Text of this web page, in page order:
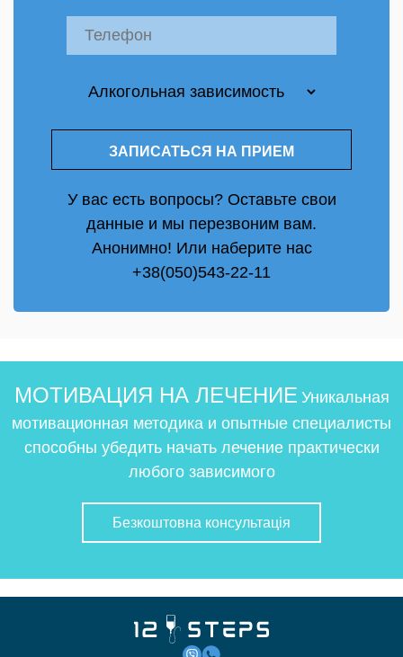
У вас есть вопросы? Оставьте свои
данные и мы перезвоним вам.
Анонимно! Или наберите нас
+38(050)543-22-11
МОТИВАЦИЯ НА ЛЕЧЕНИЕ Уникальная
мотивационная методика и опытные специалисты
способны убедить начать лечение практически
любого зависимого
Безкоштовна консультація